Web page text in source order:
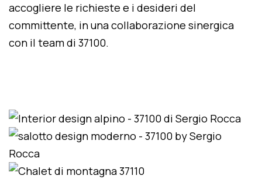
accogliere le richieste e i desideri del
committente, in una collaborazione sinergica
con il team di 37100.